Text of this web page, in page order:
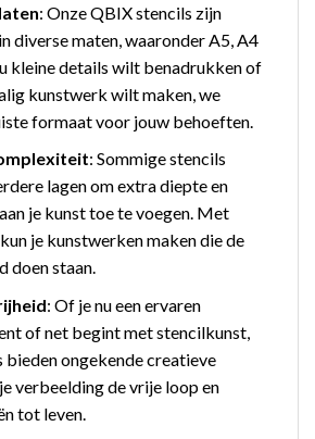
: Onze QBIX stencils zijn
diverse maten, waaronder A5, A4
kleine details wilt benadrukken of
kunstwerk wilt maken, we
formaat voor jouw behoeften.
: Sommige stencils
lagen om extra diepte en
je kunst toe te voegen. Met
je kunstwerken maken die de
doen staan.
: Of je nu een ervaren
of net begint met stencilkunst,
bieden ongekende creatieve
verbeelding de vrije loop en
tot leven.